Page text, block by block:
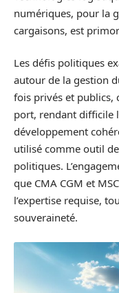
numériques, pour la
cargaisons, est
Les défis politiques
autour de la gestion
fois privés et publics,
port, rendant difficile
développement
utilisé comme outil
politiques.
que CMA CGM et
l’expertise requise,
souveraineté.